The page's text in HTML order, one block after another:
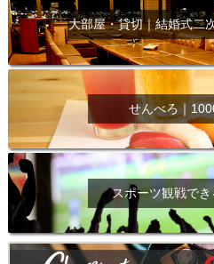
大部屋・貸切｜結婚式二
せんべろ｜
スポーツ観戦でき